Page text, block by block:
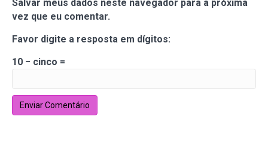
Salvar meus dados neste navegador para a próxima
vez que eu comentar.
Favor digite a resposta em dígitos:
10 − cinco =